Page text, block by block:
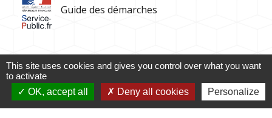
Guide des démarches
This site uses cookies and gives you control over what you want
to activate
OK, accept all
Deny all cookies Personalize